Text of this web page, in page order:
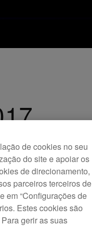
de cookies no seu
do site e apoiar os
de direcionamento,
parceiros terceiros de
em “Configurações de
Estes cookies são
gerir as suas